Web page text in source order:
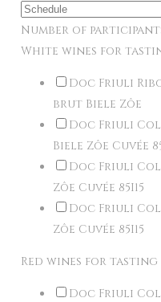
Number of
White wines for
Doc Friuli
brut Biele Zôe
Doc Friuli
Biele Zôe Cuvée
Doc Friuli
Zôe Cuvée 85I15
Doc Friuli
Zôe Cuvée 85I15
Red wines for tasting
Doc Friuli